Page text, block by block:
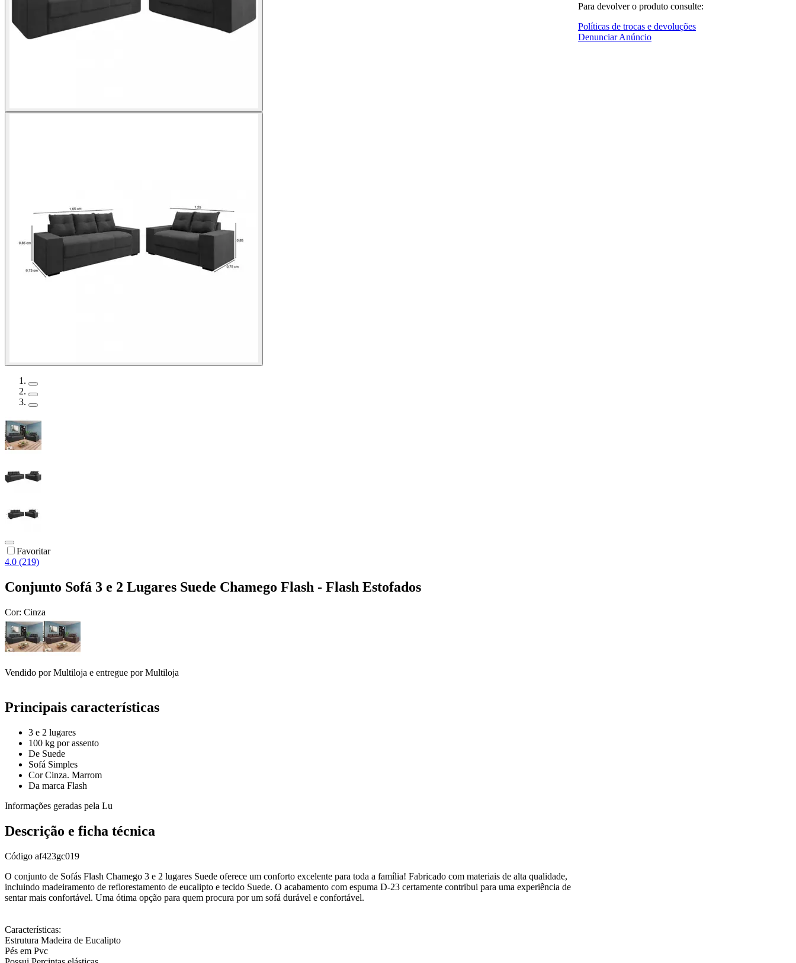
Favoritar
4.0 (219)
Conjunto Sofá 3 e 2 Lugares Suede Chamego Flash - Flash Estofados
Cor: Cinza
Vendido porMultiloja e entregue por Multiloja
Para devolver o produto consulte:
Políticas de trocas e devoluções
Denunciar Anúncio
Principais características
3 e 2 lugares
100 kg por assento
De Suede
Sofá Simples
Cor Cinza. Marrom
Da marca Flash
Informações geradas pela Lu
Descrição e ficha técnica
Código af423gc019
O conjunto de Sofás Flash Chamego 3 e 2 lugares Suede oferece um conforto excelente para toda a família! Fabricado com materiais de alta qualidade,
incluindo madeiramento de reflorestamento de eucalipto e tecido Suede. O acabamento com espuma D-23 certamente contribui para uma experiência de
sentar mais confortável. Uma ótima opção para quem procura por um sofá durável e confortável.
Características:
Estrutura Madeira de Eucalipto
Pés em Pvc